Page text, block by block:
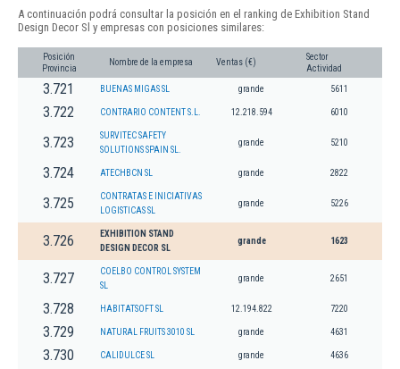
A continuación podrá consultar la posición en el ranking de Exhibition Stand
Design Decor Sl y empresas con posiciones similares:
Posición
Provincia
Nombre de la empresa Ventas (€)
Sector
Actividad
3.721 BUENAS MIGAS SL grande 5611
3.722 CONTRARIO CONTENT S.L. 12.218.594 6010
3.723
SURVITEC SAFETY
SOLUTIONS SPAIN SL.
grande 5210
3.724 ATECHBCN SL grande 2822
3.725
CONTRATAS E INICIATIVAS
LOGISTICAS SL
grande 5226
3.726
EXHIBITION STAND
DESIGN DECOR SL
grande 1623
3.727
COELBO CONTROL SYSTEM
SL
grande 2651
3.728 HABITATSOFT SL 12.194.822 7220
3.729 NATURAL FRUITS 3010 SL grande 4631
3.730 CALIDULCE SL grande 4636